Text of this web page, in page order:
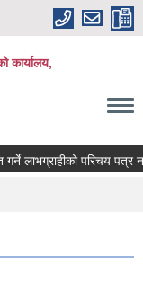
कार्यालय,
लाभग्राहीको परिचय पत्र